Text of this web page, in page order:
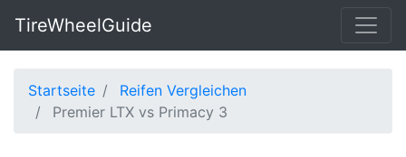
TireWheelGuide
Startseite
Reifen Vergleichen
Premier LTX vs Primacy 3